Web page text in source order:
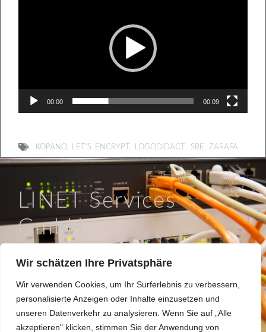
Wir schätzen Ihre Privatsphäre
Wir verwenden Cookies, um Ihr Surferlebnis zu verbessern,
personalisierte Anzeigen oder Inhalte einzusetzen und
unseren Datenverkehr zu analysieren. Wenn Sie auf „Alle
akzeptieren" klicken, stimmen Sie der Anwendung von
00:00 00:09
KOPANO LET'S ENCRYPT LOGODIDACT SBE ZARAFA
LINET Services
GmbH
Hinter dem Turme 12a, 38114 Braunschweig
0531 / 180508 0
info@linet.de